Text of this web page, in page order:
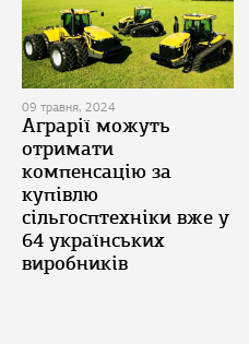
09 травня, 2024
Аграрії можуть
отримати
компенсацію за
купівлю
сільгосптехніки вже у
64 українських
виробників